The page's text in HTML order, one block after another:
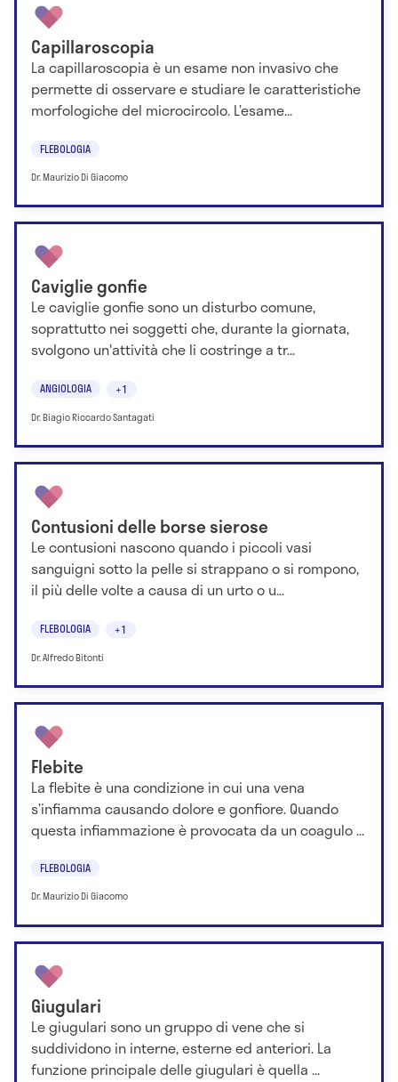
Capillaroscopia
La capillaroscopia è un esame non invasivo che
permette di osservare e studiare le caratteristiche
morfologiche del microcircolo. L’esame...
FLEBOLOGIA
Dr. Maurizio Di Giacomo
Caviglie gonfie
Le caviglie gonfie sono un disturbo comune,
soprattutto nei soggetti che, durante la giornata,
svolgono un'attività che li costringe a tr...
ANGIOLOGIA +1
Dr. Biagio Riccardo Santagati
Contusioni delle borse sierose
Le contusioni nascono quando i piccoli vasi
sanguigni sotto la pelle si strappano o si rompono,
il più delle volte a causa di un urto o u...
FLEBOLOGIA +1
Dr. Alfredo Bitonti
Flebite
La flebite è una condizione in cui una vena
s’infiamma causando dolore e gonfiore. Quando
questa infiammazione è provocata da un coagulo ...
FLEBOLOGIA
Dr. Maurizio Di Giacomo
Giugulari
Le giugulari sono un gruppo di vene che si
suddividono in interne, esterne ed anteriori. La
funzione principale delle giugulari è quella ...